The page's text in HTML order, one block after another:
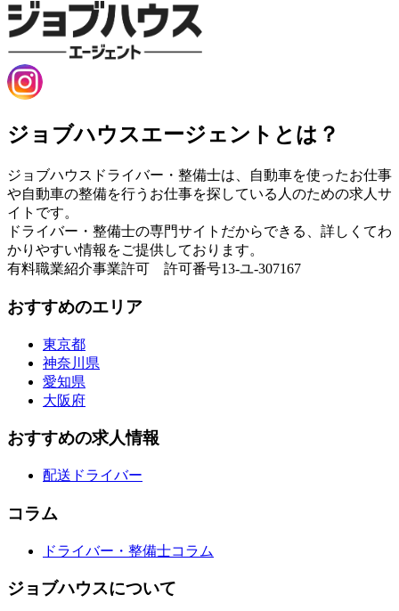
ジョブハウスエージェントとは？
ジョブハウスドライバー・整備士は、自動車を使ったお仕事
や自動車の整備を行うお仕事を探している人のための求人サ
イトです。
ドライバー・整備士の専門サイトだからできる、詳しくてわ
かりやすい情報をご提供しております。
有料職業紹介事業許可 許可番号13-ユ-307167
おすすめのエリア
東京都
神奈川県
愛知県
大阪府
おすすめの求人情報
配送ドライバー
コラム
ドライバー・整備士コラム
ジョブハウスについて